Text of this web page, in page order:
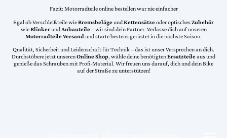
Fazit: Motorradteile online bestellen war nie einfacher
Egal ob Verschleißteile wieBremsbelägeundKettensätzeoder optischesZubehör
wieBlinkerundAnbauteile– wir sind dein Partner. Verlasse dich auf unseren
Motorradteile Versand und starte bestens gerüstet in die nächste Saison.
Qualität, Sicherheit und Leidenschaft für Technik – das ist unser Versprechen an dich.
Durchstöbere jetzt unserenOnline Shop, wähle deine benötigtenErsatzteileaus und
genieße das Schrauben mit Profi-Material. Wir freuen uns darauf, dich und dein Bike
auf der Straße zu unterstützen!